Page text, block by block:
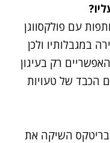
עם פולקסווגן
במגבלותיו ולכן
רק בעיגון
הכבד של טעויות
ב-2014, כאשר בריטקס השיקה את